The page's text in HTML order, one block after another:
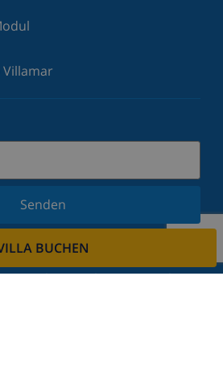
BUCHEN
Villamar
Senden
unseren Newsletter an und
respektieren Ihre Privatsphäre.